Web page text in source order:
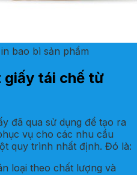
bao bì sản phẩm
giấy tái chế từ
đã qua sử dụng để tạo ra
vụ cho các nhu cầu
quy trình nhất định. Đó là:
loại theo chất lượng và